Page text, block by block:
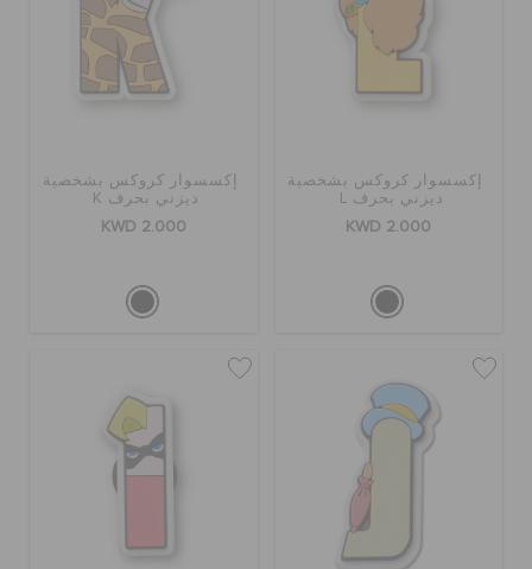
إكسسوار كروكس بشخصية
ديزني بحرف L
KWD 2.000
إكسسوار كروكس بشخصية
ديزني بحرف K
KWD 2.000